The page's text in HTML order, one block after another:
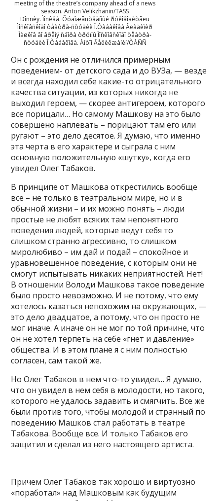
meeting of the theatre’s company ahead of a news
season. Anton Velikzhanin/TASS
Ðîññèÿ. Ìîñêâà. Õóäîæåñòâåííûé ðóêîâîäèòåëü
Ìîñêîâñêîãî òåàòðà-ñòóäèè Î.Òàáàêîâà Âëàäèìèð
Ìàøêîâ âî âðåìÿ ñáîðà òðóïïû Ìîñêîâñêîãî òåàòðà-
ñòóäèè Î.Òàáàêîâà. Àíòîí Âåëèêæàíèí/ÒÀÑÑ
Он с рождения не отличился примерным
поведением- от детского сада и до ВУЗа, — везде
и всегда находил себе какие-то отрицательного
качества ситуации, из которых никогда не
выходил героем, — скорее антигероем, которого
все порицали… Но самому Машкову на это было
совершено наплевать – порицают там его или
ругают – это дело десятое. Я думаю, что именно
эта черта в его характере и сыграла с ним
основную положительную «шутку», когда его
увидел Олег Табаков.
В принципе от Машкова открестились вообще
все – не только в театральном мире, но и в
обычной жизни – и их можно понять – люди
простые не любят всяких там непонятного
поведения людей, которые ведут себя то
слишком странно агрессивно, то слишком
миролюбиво – им дай и подай – спокойное и
уравновешенное поведение, с которым они не
смогут испытывать никаких неприятностей. Нет!
В отношении Володи Машкова такое поведение
было просто невозможно. И не потому, что ему
хотелось казаться непохожим на окружающих, —
это дело двадцатое, а потому, что он просто не
мог иначе. А иначе он не мог по той причине, что
он не хотел терпеть на себе «гнет и давление»
общества. И в этом плане я с ним полностью
согласен, сам такой же.
Но Олег Табаков в нем что-то увидел… Я думаю,
что он увидел в нем себя в молодости, но такого,
которого не удалось задавить и смягчить. Все же
были против того, чтобы молодой и странный по
поведению Машков стал работать в театре
Табакова. Вообще все. И только Табаков его
защитил и сделал из него настоящего артиста.
Причем Олег Табаков так хорошо и виртуозно
«поработал» над Машковым как будущим